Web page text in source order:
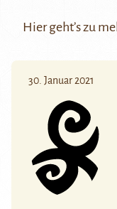
Hiergeht’s zu
30. Januar 2021